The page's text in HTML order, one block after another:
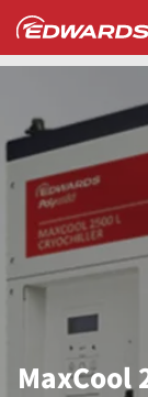
...
MaxCool